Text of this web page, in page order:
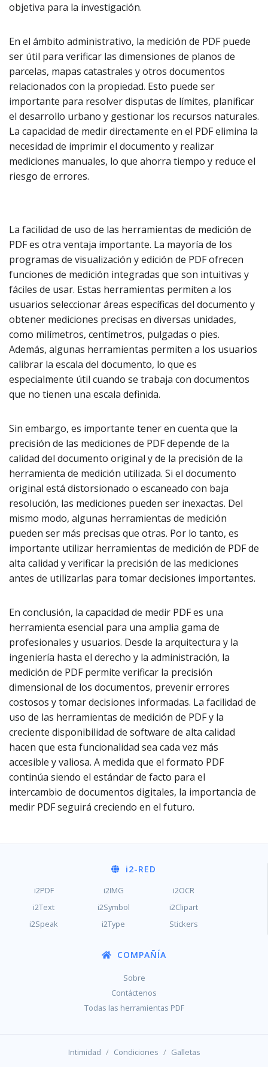
objetiva para la investigación.
En el ámbito administrativo, la medición de PDF puede
ser útil para verificar las dimensiones de planos de
parcelas, mapas catastrales y otros documentos
relacionados con la propiedad. Esto puede ser
importante para resolver disputas de límites, planificar
el desarrollo urbano y gestionar los recursos naturales.
La capacidad de medir directamente en el PDF elimina la
necesidad de imprimir el documento y realizar
mediciones manuales, lo que ahorra tiempo y reduce el
riesgo de errores.
La facilidad de uso de las herramientas de medición de
PDF es otra ventaja importante. La mayoría de los
programas de visualización y edición de PDF ofrecen
funciones de medición integradas que son intuitivas y
fáciles de usar. Estas herramientas permiten a los
usuarios seleccionar áreas específicas del documento y
obtener mediciones precisas en diversas unidades,
como milímetros, centímetros, pulgadas o pies.
Además, algunas herramientas permiten a los usuarios
calibrar la escala del documento, lo que es
especialmente útil cuando se trabaja con documentos
que no tienen una escala definida.
Sin embargo, es importante tener en cuenta que la
precisión de las mediciones de PDF depende de la
calidad del documento original y de la precisión de la
herramienta de medición utilizada. Si el documento
original está distorsionado o escaneado con baja
resolución, las mediciones pueden ser inexactas. Del
mismo modo, algunas herramientas de medición
pueden ser más precisas que otras. Por lo tanto, es
importante utilizar herramientas de medición de PDF de
alta calidad y verificar la precisión de las mediciones
antes de utilizarlas para tomar decisiones importantes.
En conclusión, la capacidad de medir PDF es una
herramienta esencial para una amplia gama de
profesionales y usuarios. Desde la arquitectura y la
ingeniería hasta el derecho y la administración, la
medición de PDF permite verificar la precisión
dimensional de los documentos, prevenir errores
costosos y tomar decisiones informadas. La facilidad de
uso de las herramientas de medición de PDF y la
creciente disponibilidad de software de alta calidad
hacen que esta funcionalidad sea cada vez más
accesible y valiosa. A medida que el formato PDF
continúa siendo el estándar de facto para el
intercambio de documentos digitales, la importancia de
medir PDF seguirá creciendo en el futuro.
i2-RED
i2PDF i2IMG
i2OCR
i2Text
i2Symbol
i2Clipart
i2Speak
i2Type Stickers
COMPAÑÍA
Sobre
Contáctenos
Todas las herramientas PDF
Intimidad / Condiciones / Galletas